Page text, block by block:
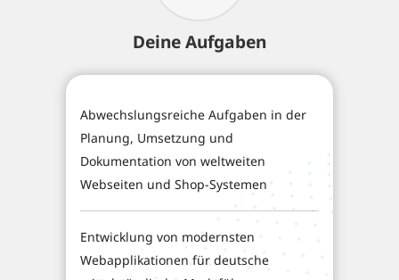
Deine Aufgaben
Abwechslungsreiche Aufgaben in der
Planung, Umsetzung und
Dokumentation von weltweiten
Webseiten und Shop-Systemen
Entwicklung von modernsten
Webapplikationen für deutsche